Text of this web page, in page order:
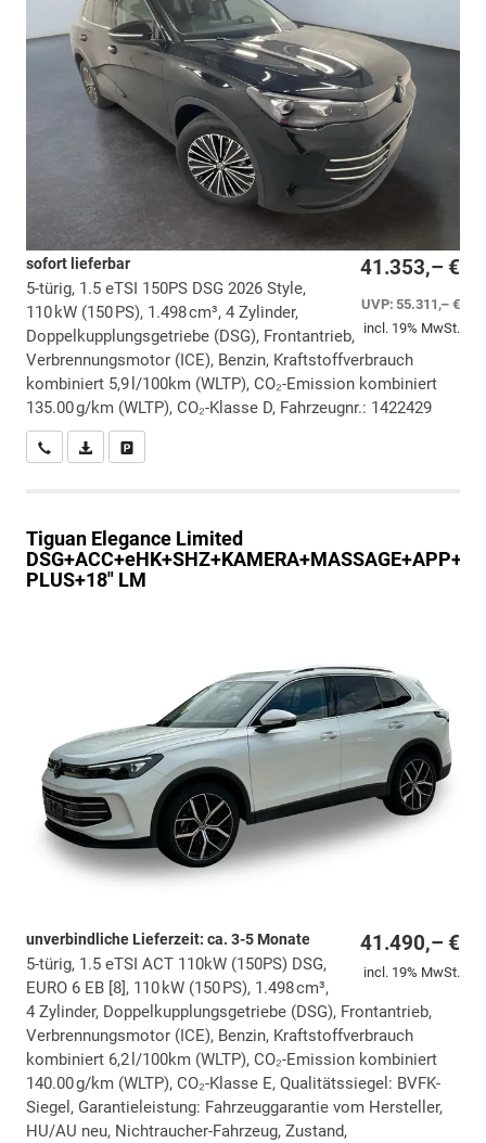
41.353,– €
UVP:55.311,– €
incl. 19% MwSt.
sofort lieferbar
5-türig, 1.5 eTSI 150PS DSG 2026 Style,
110 kW (150 PS), 1.498 cm³, 4 Zylinder,
Doppelkupplungsgetriebe (DSG), Frontantrieb,
Verbrennungsmotor (ICE), Benzin, Kraftstoffverbrauch
kombiniert 5,9 l/100km (WLTP), CO₂-Emission kombiniert
135.00 g/km (WLTP), CO₂-Klasse D, Fahrzeugnr.: 1422429
Wir rufen Sie anPDF-Datei, Fahrzeugexposé drucken
Tiguan Elegance Limited
PLUS+18" LM
41.490,– €
incl. 19% MwSt.
unverbindliche Lieferzeit: ca. 3-5 Monate
5-türig, 1.5 eTSI ACT 110kW (150PS) DSG,
EURO 6 EB [8], 110 kW (150 PS), 1.498 cm³,
4 Zylinder, Doppelkupplungsgetriebe (DSG), Frontantrieb,
Verbrennungsmotor (ICE), Benzin, Kraftstoffverbrauch
kombiniert 6,2 l/100km (WLTP), CO₂-Emission kombiniert
140.00 g/km (WLTP), CO₂-Klasse E, Qualitätssiegel: BVFK-
Siegel, Garantieleistung: Fahrzeuggarantie vom Hersteller,
HU/AU neu, Nichtraucher-Fahrzeug, Zustand,